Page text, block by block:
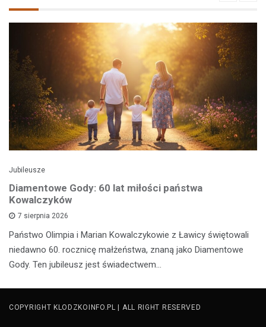
Jubileusze
Diamentowe Gody: 60 lat miłości państwa
Kowalczyków
7 sierpnia 2026
Państwo Olimpia i Marian Kowalczykowie z Ławicy świętowali
niedawno 60. rocznicę małżeństwa, znaną jako Diamentowe
Gody. Ten jubileusz jest świadectwem…
COPYRIGHT KLODZKOINFO.PL | ALL RIGHT RESERVED